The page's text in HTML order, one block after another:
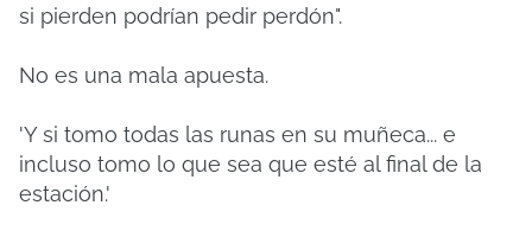
si pierden podrían pedir perdón".
No es una mala apuesta.
'Y si tomo todas las runas en su muñeca... e
incluso tomo lo que sea que esté al final de la
estación.'